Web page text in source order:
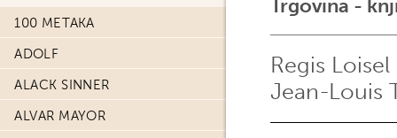
100 METAKA
ADOLF
ALACK SINNER
ALVAR MAYOR
Trgovina -
Regis Loisel
Jean-Louis